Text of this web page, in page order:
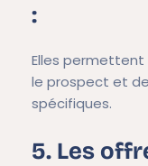
:
Elles
le prospect et
spécifiques.
5. Les